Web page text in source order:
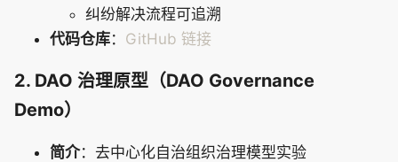
纠纷解决流程可追溯
代码仓库： GitHub 链接
2. DAO 治理原型（DAO Governance
Demo）
简介：去中心化自治组织治理模型实验